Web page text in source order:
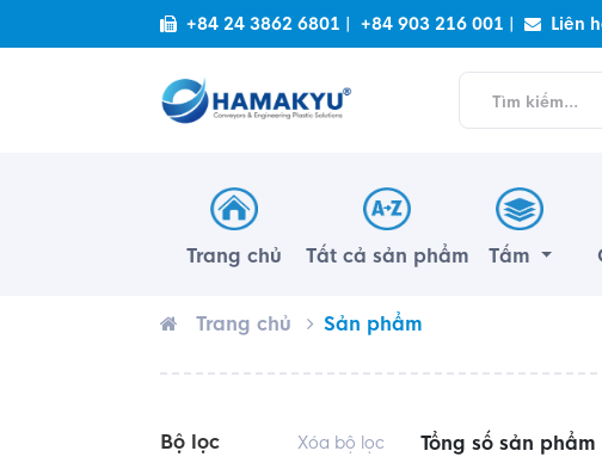
+84 24 3862 6801 | +84 903 216 001 | Liên
Trang chủ Tất cả sản phẩm Tấm
Trang chủ Sản phẩm
Bộ lọc Xóa bộ lọc Tổng số sản phẩm